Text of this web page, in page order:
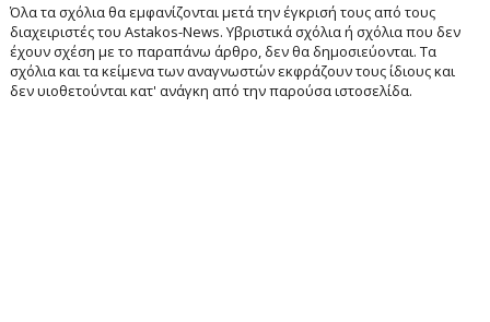
Όλα τα σχόλια θα εμφανίζονται μετά την έγκρισή τους από τους
διαχειριστές του Astakos-News. Υβριστικά σχόλια ή σχόλια που δεν
έχουν σχέση με το παραπάνω άρθρο, δεν θα δημοσιεύονται. Τα
σχόλια και τα κείμενα των αναγνωστών εκφράζουν τους ίδιους και
δεν υιοθετούνται κατ' ανάγκη από την παρούσα ιστοσελίδα.